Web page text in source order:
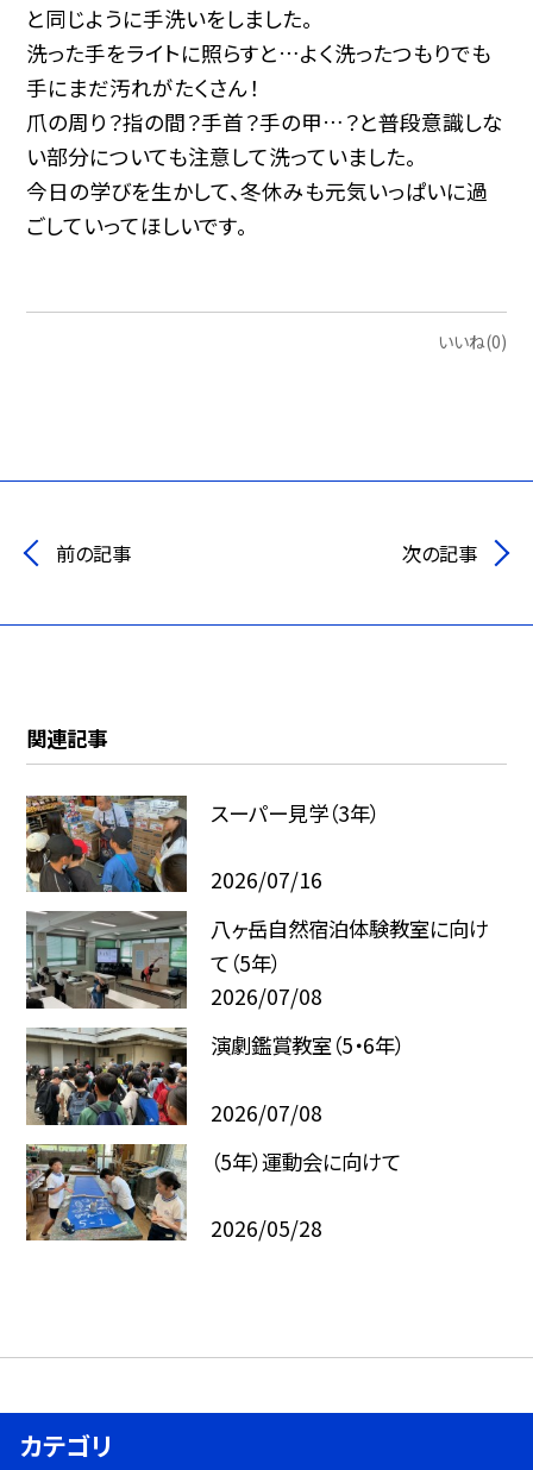
と同じように手洗いをしました。
洗った手をライトに照らすと…よく洗ったつもりでも
手にまだ汚れがたくさん！
爪の周り？指の間？手首？手の甲…？と普段意識しな
い部分についても注意して洗っていました。
今日の学びを生かして、冬休みも元気いっぱいに過
ごしていってほしいです。
いいね(0)
前の記事 次の記事
関連記事
スーパー見学（3年）
2026/07/16
八ヶ岳自然宿泊体験教室に向け
て（5年）
2026/07/08
演劇鑑賞教室（5・6年）
2026/07/08
（5年）運動会に向けて
2026/05/28
カテゴリ